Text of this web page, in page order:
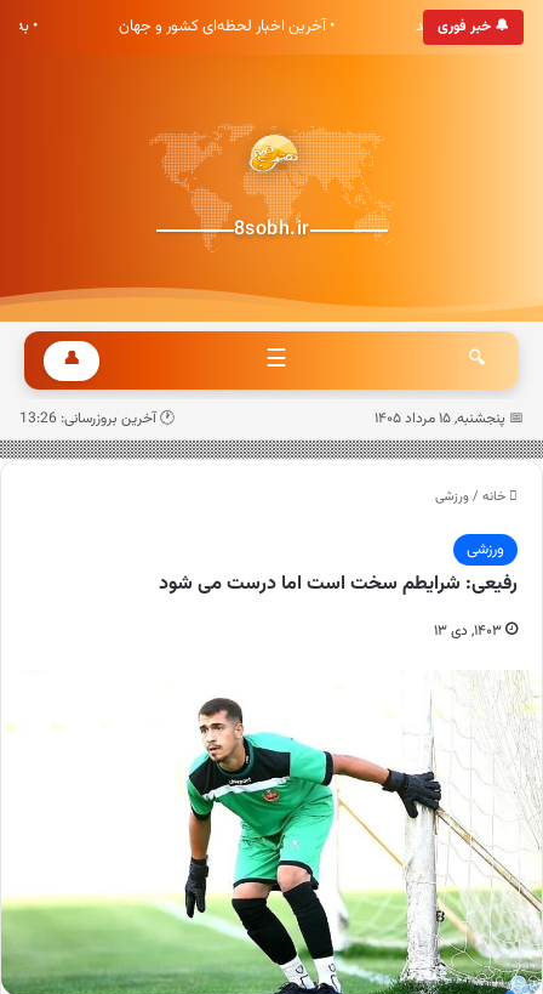
🔔 خبر فوری
صبح خوش آمدید • آخرین اخبار لحظه‌ای کشور و جهان •
8sobh.ir
🔍
☰
👤
📅 پنجشنبه, ۱۵ مرداد ۱۴۰۵ 🕐 آخرین بروزرسانی: 13:26
خانه /ورزشی
ورزشی
رفیعی: شرایطم سخت است اما درست می شود
۱۴۰۳, دی ۱۳